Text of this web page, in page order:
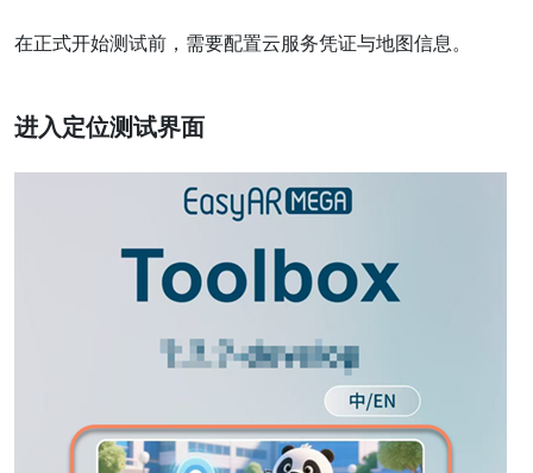
在正式开始测试前，需要配置云服务凭证与地图信息。
进入定位测试界面